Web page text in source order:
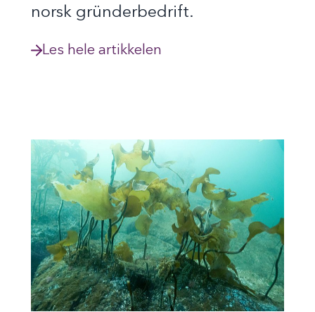
norsk gründerbedrift.
Les hele artikkelen